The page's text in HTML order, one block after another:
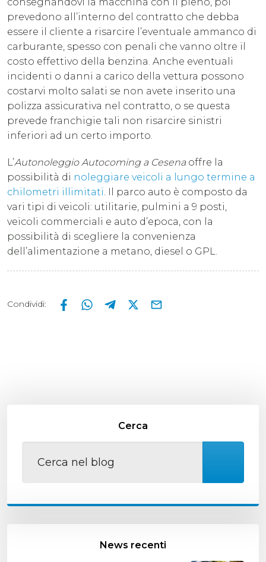
consegnandovi la macchina con il pieno, poi
prevedono all’interno del contratto che debba
essere il cliente a risarcire l’eventuale ammanco di
carburante, spesso con penali che vanno oltre il
costo effettivo della benzina. Anche eventuali
incidenti o danni a carico della vettura possono
costarvi molto salati se non avete inserito una
polizza assicurativa nel contratto, o se questa
prevede franchigie tali non risarcire sinistri
inferiori ad un certo importo.
L’Autonoleggio Autocoming a Cesenaoffre la
possibilità di noleggiare veicoli a lungo termine a
chilometri illimitati. Il parco auto è composto da
vari tipi di veicoli: utilitarie, pulmini a 9 posti,
veicoli commerciali e auto d’epoca, con la
possibilità di scegliere la convenienza
dell’alimentazione a metano, diesel o GPL.
Condividi:
Cerca
News recenti